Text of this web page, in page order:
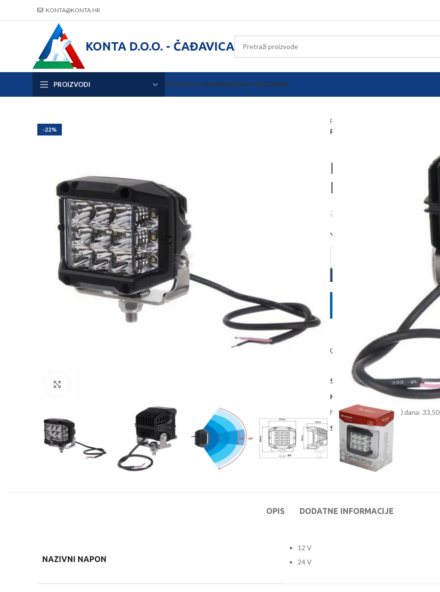
KONTA@KONTA.HR
KONTA D.O.O. - ČAĐAVICA
PROIZVODI NOVOSTIO NAMAKONTAKTTRGOVINA
-22%
Početna
Radno LED svjetlo 22,5W 2850lm
Radno LED
LA10094
38,53
Dodaj na listu želja
SKU:
LA10094
Kategorije:
Oprema
Najniža cijena zadnjih 30 dana:
Share:
OPIS DODATNE INFORMACIJE
NAZIVNI NAPON
12 V
24 V